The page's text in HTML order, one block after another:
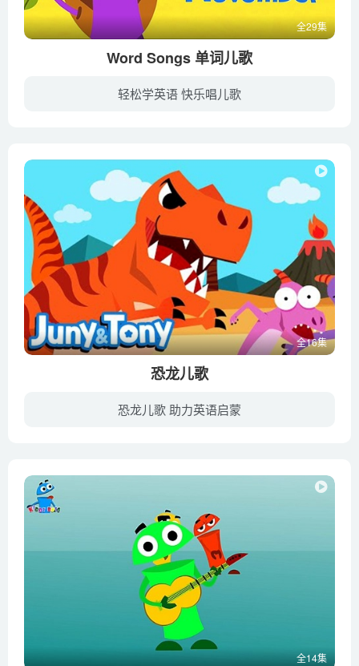
全29集
Word Songs 单词儿歌
轻松学英语 快乐唱儿歌
全16集
恐龙儿歌
恐龙儿歌 助力英语启蒙
全14集